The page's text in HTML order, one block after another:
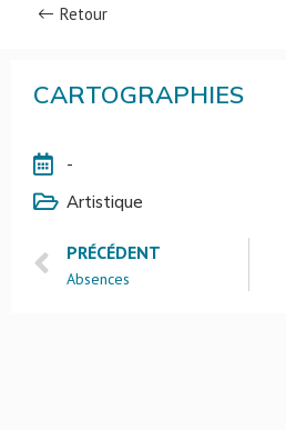
Retour
CARTOGRAPHIES
-
Artistique
PRÉCÉDENT
Absences